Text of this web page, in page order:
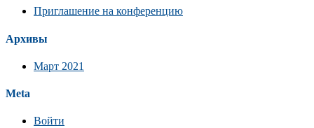
Приглашение на конференцию
Архивы
Март 2021
Meta
Войти